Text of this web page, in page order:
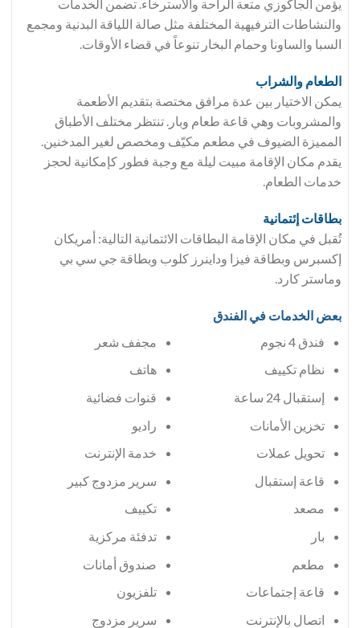
يؤمن الجاكوزي متعة الراحة والاسترخاء. تضمن الخدمات
والنشاطات الترفيهية المختلفة مثل صالة اللياقة البدنية ومجمع
السبا والساونا وحمام البخار تنوعاً في قضاء الأوقات.
الطعام والشراب
يمكن الاختيار بين عدة مرافق مختصة بتقديم الأطعمة
والمشروبات وهي قاعة طعام وبار. تنتظر مختلف الأطباق
المميزة الضيوف في مطعم مكيّف ومخصص لغير المدخنين.
يقدم مكان الإقامة مبيت ليلة مع وجبة فطور كإمكانية لحجز
خدمات الطعام.
بطاقات إئتمانية
تُقبل في مكان الإقامة البطاقات الائتمانية التالية: أمريكان
إكسبرس وبطاقة فيزا وداينرز كلوب وبطاقة جي سي بي
وماستر كارد.
بعض الخدمات في الفندق
فندق 4 نجوم
إستقبال 24 ساعة
تخزين الأمانات
تحويل عملات
قاعة إستقبال
مصعد
بار
مطعم
قاعة إجتماعات
اتصال بالإنترنت
مجفف شعر
هاتف
قنوات فضائية
راديو
خدمة الإنترنت
سرير مزدوج كبير
تكييف
تدفئة مركزية
صندوق أمانات
تلفزيون
سرير مزدوج